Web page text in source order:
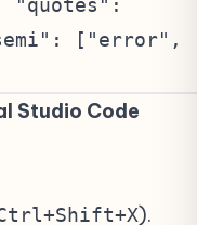
["error",
Studio Code
).